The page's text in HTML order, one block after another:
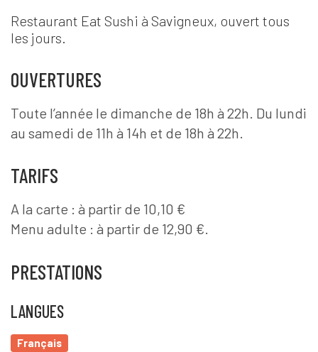
Restaurant Eat Sushi à Savigneux, ouvert tous
les jours.
OUVERTURES
Toute l’année le dimanche de 18h à 22h. Du lundi
au samedi de 11h à 14h et de 18h à 22h.
TARIFS
A la carte : à partir de 10,10 €
Menu adulte : à partir de 12,90 €.
PRESTATIONS
LANGUES
Français